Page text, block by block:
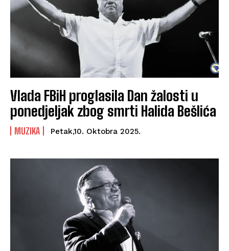
Vlada FBiH proglasila Dan žalosti u
ponedjeljak zbog smrti Halida Bešlića
MUZIKA Petak,10. Oktobra 2025.